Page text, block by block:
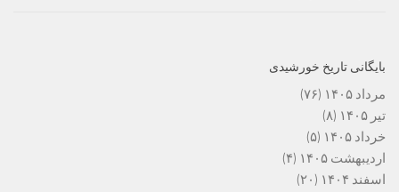
بایگانی تاریخ خورشیدی
مرداد ۱۴۰۵
(۷۶)
تیر ۱۴۰۵
(۸)
خرداد ۱۴۰۵
(۵)
اردیبهشت ۱۴۰۵
(۴)
اسفند ۱۴۰۴
(۲۰)